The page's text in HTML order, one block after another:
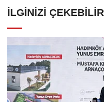
İLGINIZI ÇEKEBILIR